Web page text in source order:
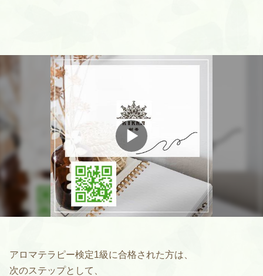
アロマテラピー検定1級に合格された方は、
次のステップとして、